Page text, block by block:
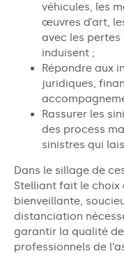
véhicules, les
œuvres d’art,
avec les pertes
induisent ;
Répondre aux
juridiques,
Rassurer les
des process
sinistres qui
Dans le sillage de
Stelliant fait le choix
bienveillante,
distanciation
garantir la qualité
professionnels de